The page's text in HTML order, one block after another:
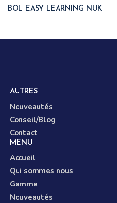
BOL EASY LEARNING NUK
MENU
Accueil
Qui sommes nous
Gamme
Nouveautés
AUTRES
Nouveautés
Conseil/Blog
Contact